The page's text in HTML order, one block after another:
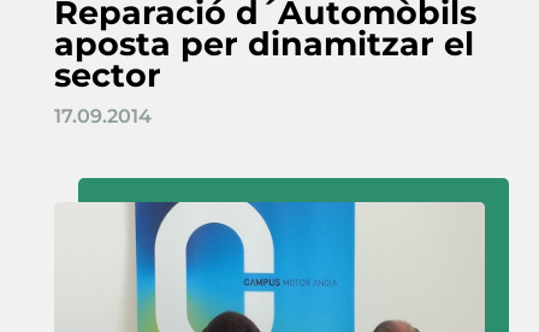
Reparació d´Automòbils
aposta per dinamitzar el
sector
17.09.2014